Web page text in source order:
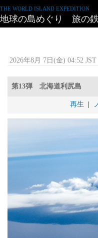
THE WORLD ISLAND EXPEDITION
地球の島めぐり 旅の
2026年8月 7日(金) 04:52 JST
第13弾 北海道利尻島
再生